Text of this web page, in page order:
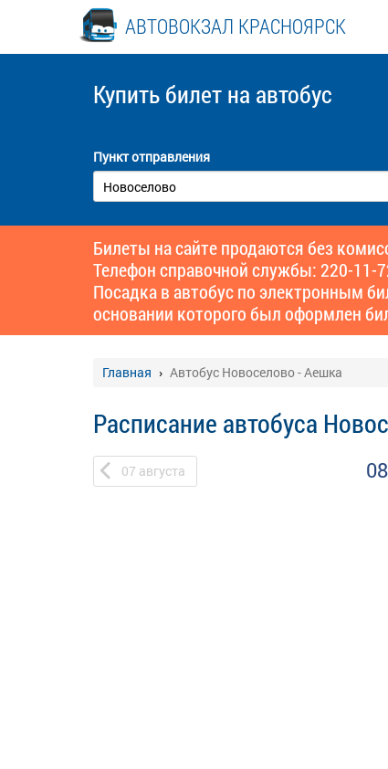
АВТОВОКЗАЛ КРАСНОЯРСК
Купить билет на автобус
Пункт отправления
Билеты на сайте продаются без
Телефон справочной службы: 220-11-
Посадка в автобус по электронным
основании которого был оформлен
Главная Автобус Новоселово - Аешка
Расписание автобуса
07 августа